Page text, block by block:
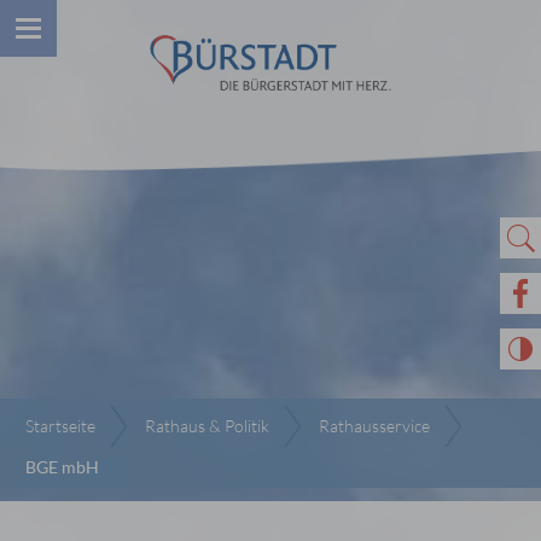
Startseite Rathaus & Politik
Rathausservice
BGE mbH